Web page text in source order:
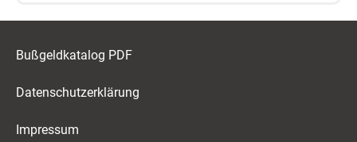
Bußgeldkatalog PDF
Datenschutzerklärung
Impressum